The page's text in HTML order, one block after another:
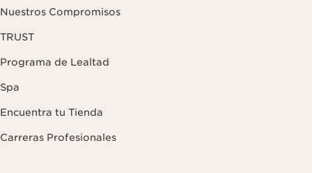
Nuestros Compromisos
TRUST
Programa de Lealtad
Spa
Encuentra tu Tienda
Carreras Profesionales